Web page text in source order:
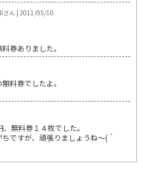
さん | 2011/05/10
券ありました。
料券でしたよ。
無料券１４枚でした。
ですが、頑張りましょうね～(＾